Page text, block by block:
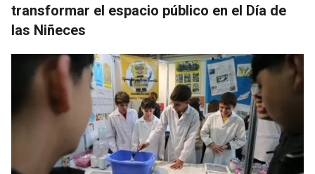
transformar el espacio público en el Día de
las Niñeces